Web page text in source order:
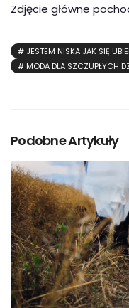
Zdjęcie główne
JESTEM NISKA JAK SIĘ
MODA DLA SZCZUPŁYCH
Podobne Artykuły